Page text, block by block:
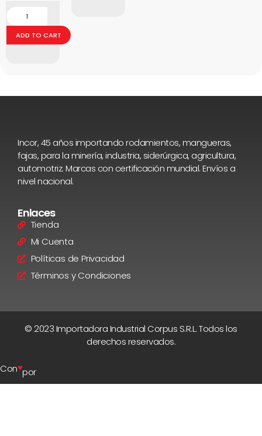
ADD TO CART
Incor, 45 años importando rodamientos, mangueras,
fajas, para la minería, industria, siderúrgica, agricultura,
automotriz. Marcas con certificación mundial. Envíos a
nivel nacional.
Enlaces
Tienda
Mi Cuenta
Políticas de Privacidad
Términos y Condiciones
© 2023 Importadora Industrial Corpus S.R.L. Todos los
derechos reservados.
Con♥por